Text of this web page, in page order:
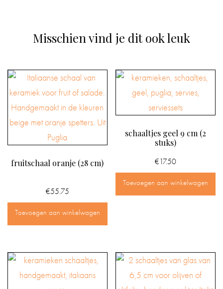
Misschien vind je dit ook leuk
fruitschaal oranje (28 cm)
€55.75
Toevoegen aan winkelwagen
schaaltjes geel 9 cm (2
stuks)
€17.50
Toevoegen aan winkelwagen